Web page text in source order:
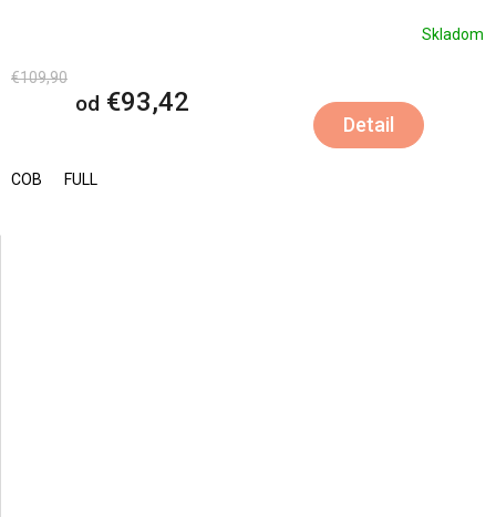
Skladom
€109,90
od €93,42
Detail
COB FULL